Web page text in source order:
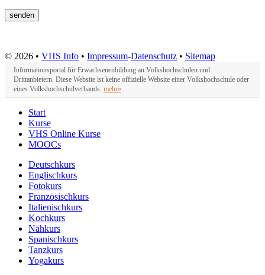
© 2026 • VHS Info • Impressum-Datenschutz • Sitemap
Informationsportal für Erwachsenenbildung an Volkshochschulen und
Drittanbietern. Diese Website ist keine offizielle Website einer Volkshochschule oder
eines Volkshochschulverbands. mehr»
Start
Kurse
VHS Online Kurse
MOOCs
Deutschkurs
Englischkurs
Fotokurs
Französischkurs
Italienischkurs
Kochkurs
Nähkurs
Spanischkurs
Tanzkurs
Yogakurs